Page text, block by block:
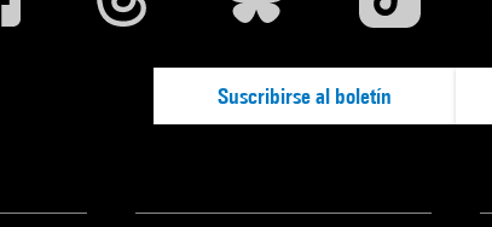
Suscribirse al boletín